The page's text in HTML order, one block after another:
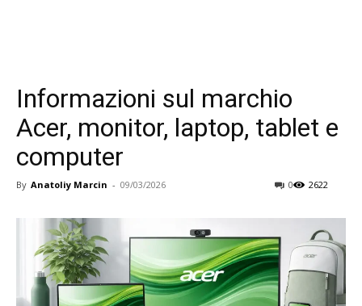
Informazioni sul marchio
Acer, monitor, laptop, tablet e
computer
By Anatoliy Marcin - 09/03/2026 2622
0